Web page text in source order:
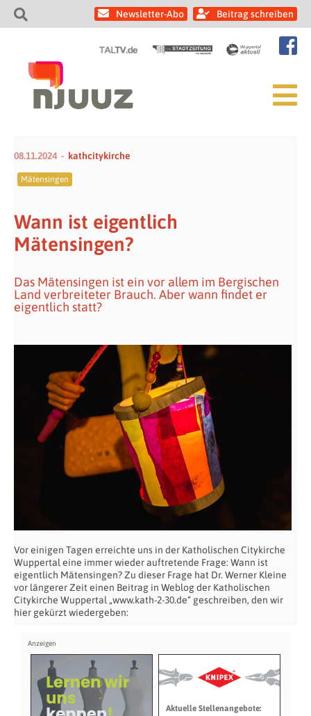
Newsletter-Abo Beitrag schreiben
08.11.2024 kathcitykirche
Mätensingen
Wann ist eigentlich
Mätensingen?
Das Mätensingen ist ein vor allem im Bergischen
Land verbreiteter Brauch. Aber wann findet er
eigentlich statt?
Vor einigen Tagen erreichte uns in der Katholischen Citykirche
Wuppertal eine immer wieder auftretende Frage: Wann ist
eigentlich Mätensingen? Zu dieser Frage hat Dr. Werner Kleine
vor längerer Zeit einen Beitrag in Weblog der Katholischen
Citykirche Wuppertal „www.kath-2-30.de“ geschreiben, den wir
hier gekürzt wiedergeben:
Aktuelle Stellenangebote: